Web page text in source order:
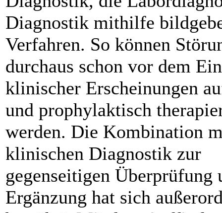
Diagnostik mithilfe
Verfahren. So können
durchaus schon vor dem
klinischer Erscheinungen
und prophylaktisch
werden. Die Kombination
klinischen Diagnostik zur
gegenseitigen Überprüfung
Ergänzung hat sich